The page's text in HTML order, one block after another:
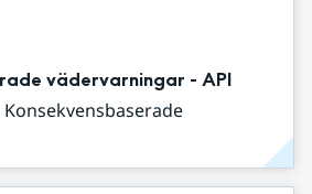
vädervarningar - API